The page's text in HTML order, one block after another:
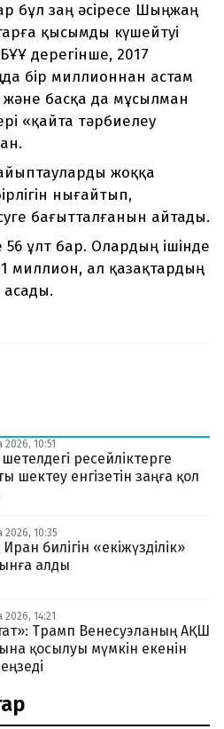
бұл заң әсіресе Шыңжаң
қысымды күшейтуі
дерегінше, 2017
бір миллионнан астам
басқа да мұсылман
«қайта тәрбиелеу
жоққа
нығайтып,
бағытталғанын айтады.
ұлт бар. Олардың ішінде
миллион, ал қазақтардың
2026, 10:51
ресейліктерге
шектеу енгізетін заңға қол
2026, 10:35
билігін «екіжүзділік»
алды
2026, 14:21
Трамп Венесуэланың АҚШ
қосылуы мүмкін екенін